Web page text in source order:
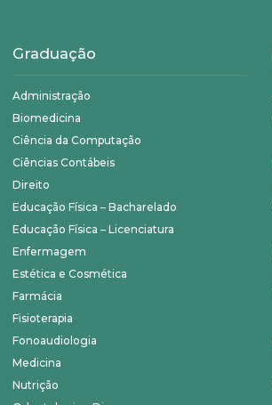
Graduação
Administração
Biomedicina
Ciência da Computação
Ciências Contábeis
Direito
Educação Física – Bacharelado
Educação Física – Licenciatura
Enfermagem
Estética e Cosmética
Farmácia
Fisioterapia
Fonoaudiologia
Medicina
Nutrição